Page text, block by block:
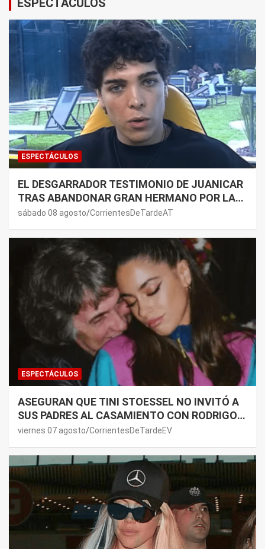
ESPECTÁCULOS
EL DESGARRADOR TESTIMONIO DE JUANICAR
TRAS ABANDONAR GRAN HERMANO POR LA
SALUD DE SU MAMÁ.
sábado 08 agosto CorrientesDeTardeAT
ESPECTÁCULOS
ASEGURAN QUE TINI STOESSEL NO INVITÓ A
SUS PADRES AL CASAMIENTO CON RODRIGO
DE PAUL: LOS MOTIVOS
viernes 07 agosto CorrientesDeTardeEV